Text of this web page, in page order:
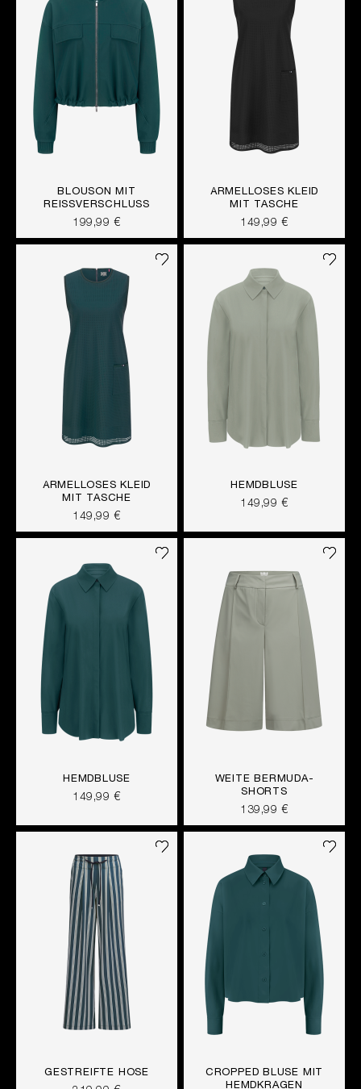
BLOUSON MIT
REISSVERSCHLUSS
199,99 €
ÄRMELLOSES KLEID
MIT TASCHE
149,99 €
ÄRMELLOSES KLEID
MIT TASCHE
149,99 €
HEMDBLUSE
149,99 €
HEMDBLUSE
149,99 €
WEITE BERMUDA-
SHORTS
139,99 €
GESTREIFTE HOSE
CROPPED BLUSE MIT
HEMDKRAGEN